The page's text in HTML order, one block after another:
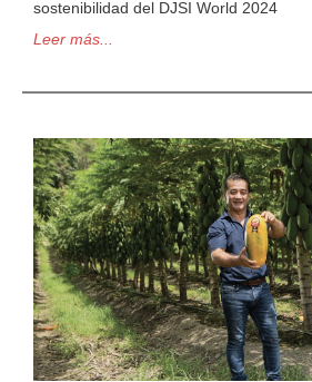
sostenibilidad del DJSI World 2024
Leer más...